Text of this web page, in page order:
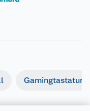
Gamingtastatur